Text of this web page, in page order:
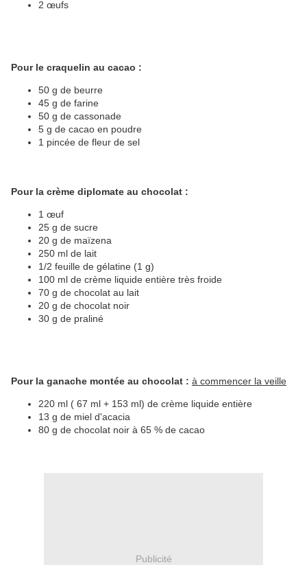
2 œufs
Pour le craquelin au cacao :
50 g de beurre
45 g de farine
50 g de cassonade
5 g de cacao en poudre
1 pincée de fleur de sel
Pour la crème diplomate au chocolat :
1 œuf
25 g de sucre
20 g de maïzena
250 ml de lait
1/2 feuille de gélatine (1 g)
100 ml de crème liquide entière très froide
70 g de chocolat au lait
20 g de chocolat noir
30 g de praliné
Pour la ganache montée au chocolat : à commencer la veille
220 ml ( 67 ml + 153 ml) de crème liquide entière
13 g de miel d'acacia
80 g de chocolat noir à 65 % de cacao
Publicité